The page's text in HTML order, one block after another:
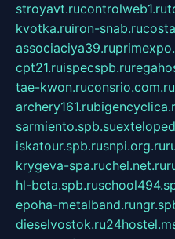
stroyavt.rucontrolweb1.ru
kvotka.ruiron-snab.ru
associaciya39.ru
cpt21.ruispecspb.ru
tae-kwon.ruconsrio.com.ru
archery161.ru
sarmiento.spb.su
iskatour.spb.rusnpi.org.ru
krygeva-spa.ruchel.net.ru
hl-beta.spb.ru
epoha-metalband.ru
dieselvostok.ru